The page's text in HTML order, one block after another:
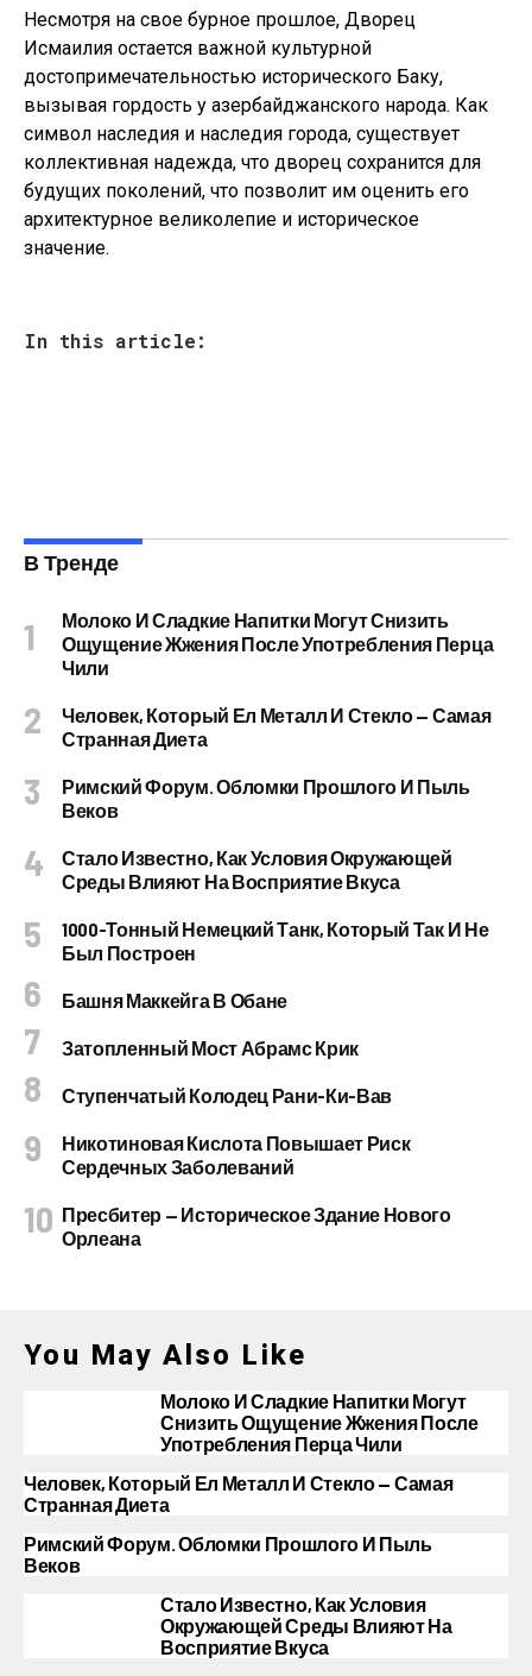
Несмотря на свое бурное прошлое, Дворец
Исмаилия остается важной культурной
достопримечательностью исторического Баку,
вызывая гордость у азербайджанского народа. Как
символ наследия и наследия города, существует
коллективная надежда, что дворец сохранится для
будущих поколений, что позволит им оценить его
архитектурное великолепие и историческое
значение.
In this article:
В Тренде
Молоко И Сладкие Напитки Могут Снизить
Ощущение Жжения После Употребления Перца
Чили
Человек, Который Ел Металл И Стекло — Самая
Странная Диета
Римский Форум. Обломки Прошлого И Пыль
Веков
Стало Известно, Как Условия Окружающей
Среды Влияют На Восприятие Вкуса
1000-Тонный Немецкий Танк, Который Так И Не
Был Построен
Башня Маккейга В Обане
Затопленный Мост Абрамс Крик
Ступенчатый Колодец Рани-Ки-Вав
Никотиновая Кислота Повышает Риск
Сердечных Заболеваний
Пресбитер — Историческое Здание Нового
Орлеана
You May Also Like
Молоко И Сладкие Напитки Могут
Снизить Ощущение Жжения После
Употребления Перца Чили
Человек, Который Ел Металл И Стекло — Самая
Странная Диета
Римский Форум. Обломки Прошлого И Пыль
Веков
Стало Известно, Как Условия
Окружающей Среды Влияют На
Восприятие Вкуса